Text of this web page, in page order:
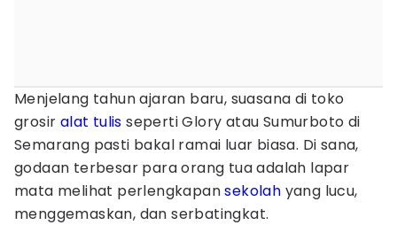
Menjelang tahun ajaran baru, suasana di toko
grosir alat tulis seperti Glory atau Sumurboto di
Semarang pasti bakal ramai luar biasa. Di sana,
godaan terbesar para orang tua adalah lapar
mata melihat perlengkapansekolah yang lucu,
menggemaskan, dan serbatingkat.